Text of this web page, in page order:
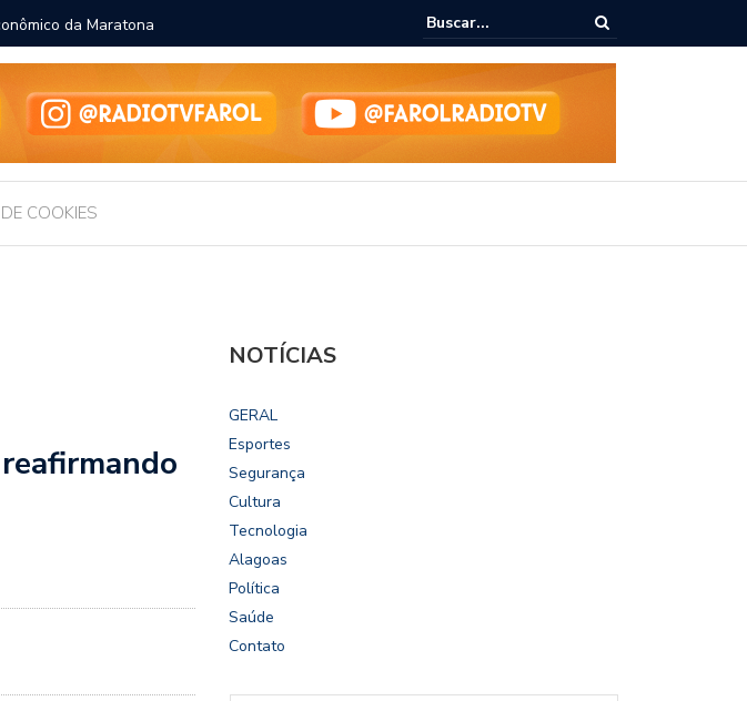
da Maratona
Brasil repudia revogação de visto de embaixadora nos EUA
COOKIES
NOTÍCIAS
GERAL
Esportes
Segurança
Cultura
Tecnologia
Alagoas
Política
Saúde
Contato